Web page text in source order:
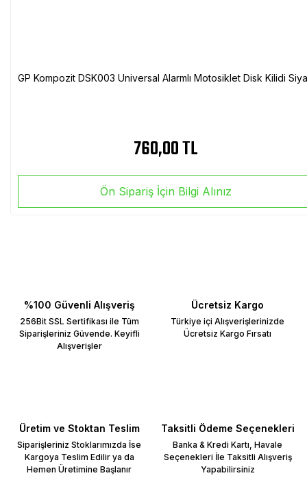
GP Kompozit DSK003 Universal Alarmlı Motosiklet Disk Kilidi
760,00 TL
Ön Sipariş İçin Bilgi Alınız
%100 Güvenli Alışveriş
256Bit SSL Sertifikası ile Tüm
Siparişleriniz Güvende. Keyifli
Alışverişler
Ücretsiz Kargo
Türkiye içi Alışverişlerinizde
Ücretsiz Kargo Fırsatı
Üretim ve Stoktan Teslim
Siparişleriniz Stoklarımızda İse
Kargoya Teslim Edilir ya da
Hemen Üretimine Başlanır
Taksitli Ödeme Seçenekleri
Banka & Kredi Kartı, Havale
Seçenekleri İle Taksitli Alışveriş
Yapabilirsiniz